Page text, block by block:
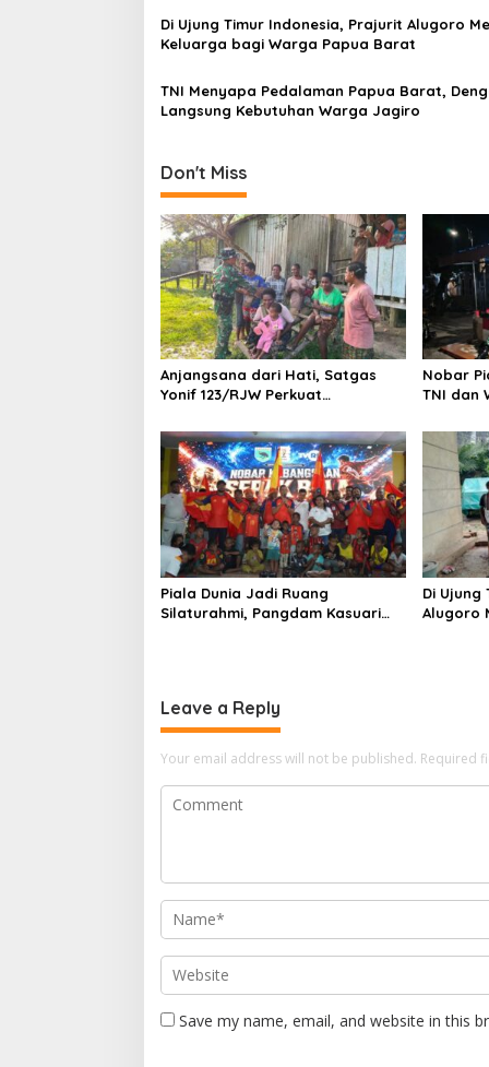
t
o
Di Ujung Timur Indonesia, Prajurit Alugoro
Keluarga bagi Warga Papua Barat
TNI Menyapa Pedalaman Papua Barat,
Langsung Kebutuhan Warga Jagiro
Don't Miss
Anjangsana dari Hati, Satgas
Yonif 123/RJW Perkuat
Pedalaman Papua Selatan
Nobar
TNI dan
Piala Dunia Jadi Ruang
Silaturahmi, Pangdam Kasuari
Di Ujung
Alugoro
Leave a Reply
Your email address will not be published. Required
Save my name, email, and website in this